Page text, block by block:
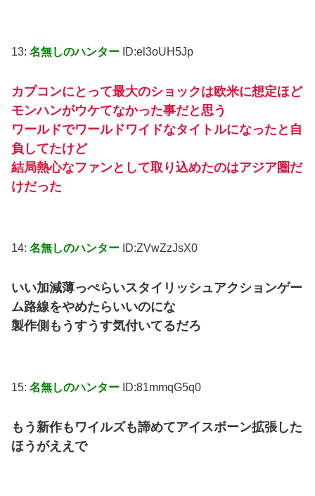
13: 名無しのハンター ID:el3oUH5Jp
カプコンにとって最大のショックは欧米に想定ほど
モンハンがウケてなかった事だと思う
ワールドでワールドワイドなタイトルになったと自
負してたけど
結局熱心なファンとして取り込めたのはアジア圏だ
けだった
14: 名無しのハンター ID:ZVwZzJsX0
いい加減薄っぺらいスタイリッシュアクションゲー
ム路線をやめたらいいのにな
製作側もうすうす気付いてるだろ
15: 名無しのハンター ID:81mmqG5q0
もう新作もワイルズも諦めてアイスボーン拡張した
ほうがええで